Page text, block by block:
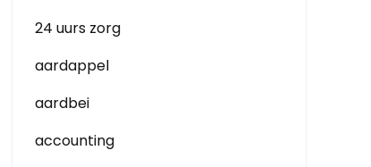
24 uurs zorg
aardappel
aardbei
accounting